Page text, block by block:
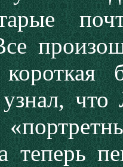
теперь